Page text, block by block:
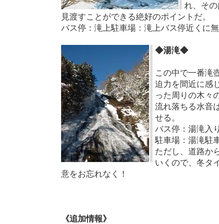
れ、そ
見渡すことができる絶好のポイントだ。
バス停：滝上駐車場：滝上バス停近くに
◆湯滝◆
この中で一番滝
迫力を間近に感
った周りの木々
流れ落ちる水音
せる。
バス停：湯滝入
駐車場：湯滝駐
ただし、道路か
いくので、冬タ
意をお忘れなく！
《追加情報》